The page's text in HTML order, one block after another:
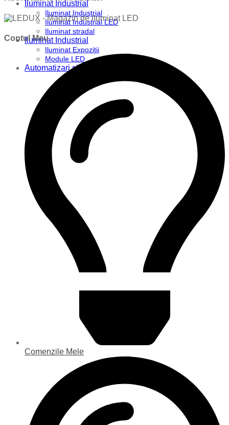
Iluminat Industrial
Iluminat Industrial
Iluminat Industrial LED
Iluminat stradal
Iluminat Industrial
Iluminat Expozitii
Module LED
Automatizari si Smart
Contul Meu
Comenzile Mele